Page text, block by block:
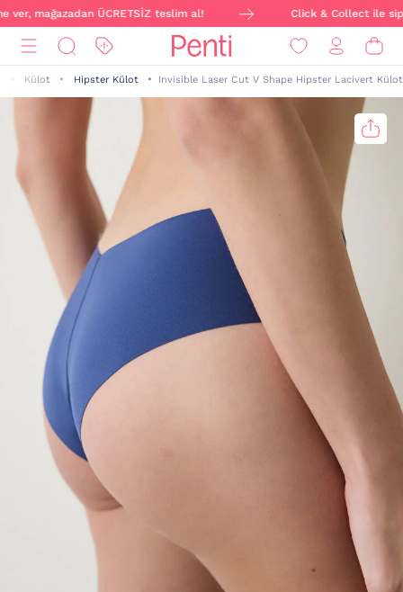
mağazadan ÜCRETSİZ teslim al! Click & Collect ile
Külot Hipster Külot Invisible Laser Cut V Shape Hipster Lacivert Külot